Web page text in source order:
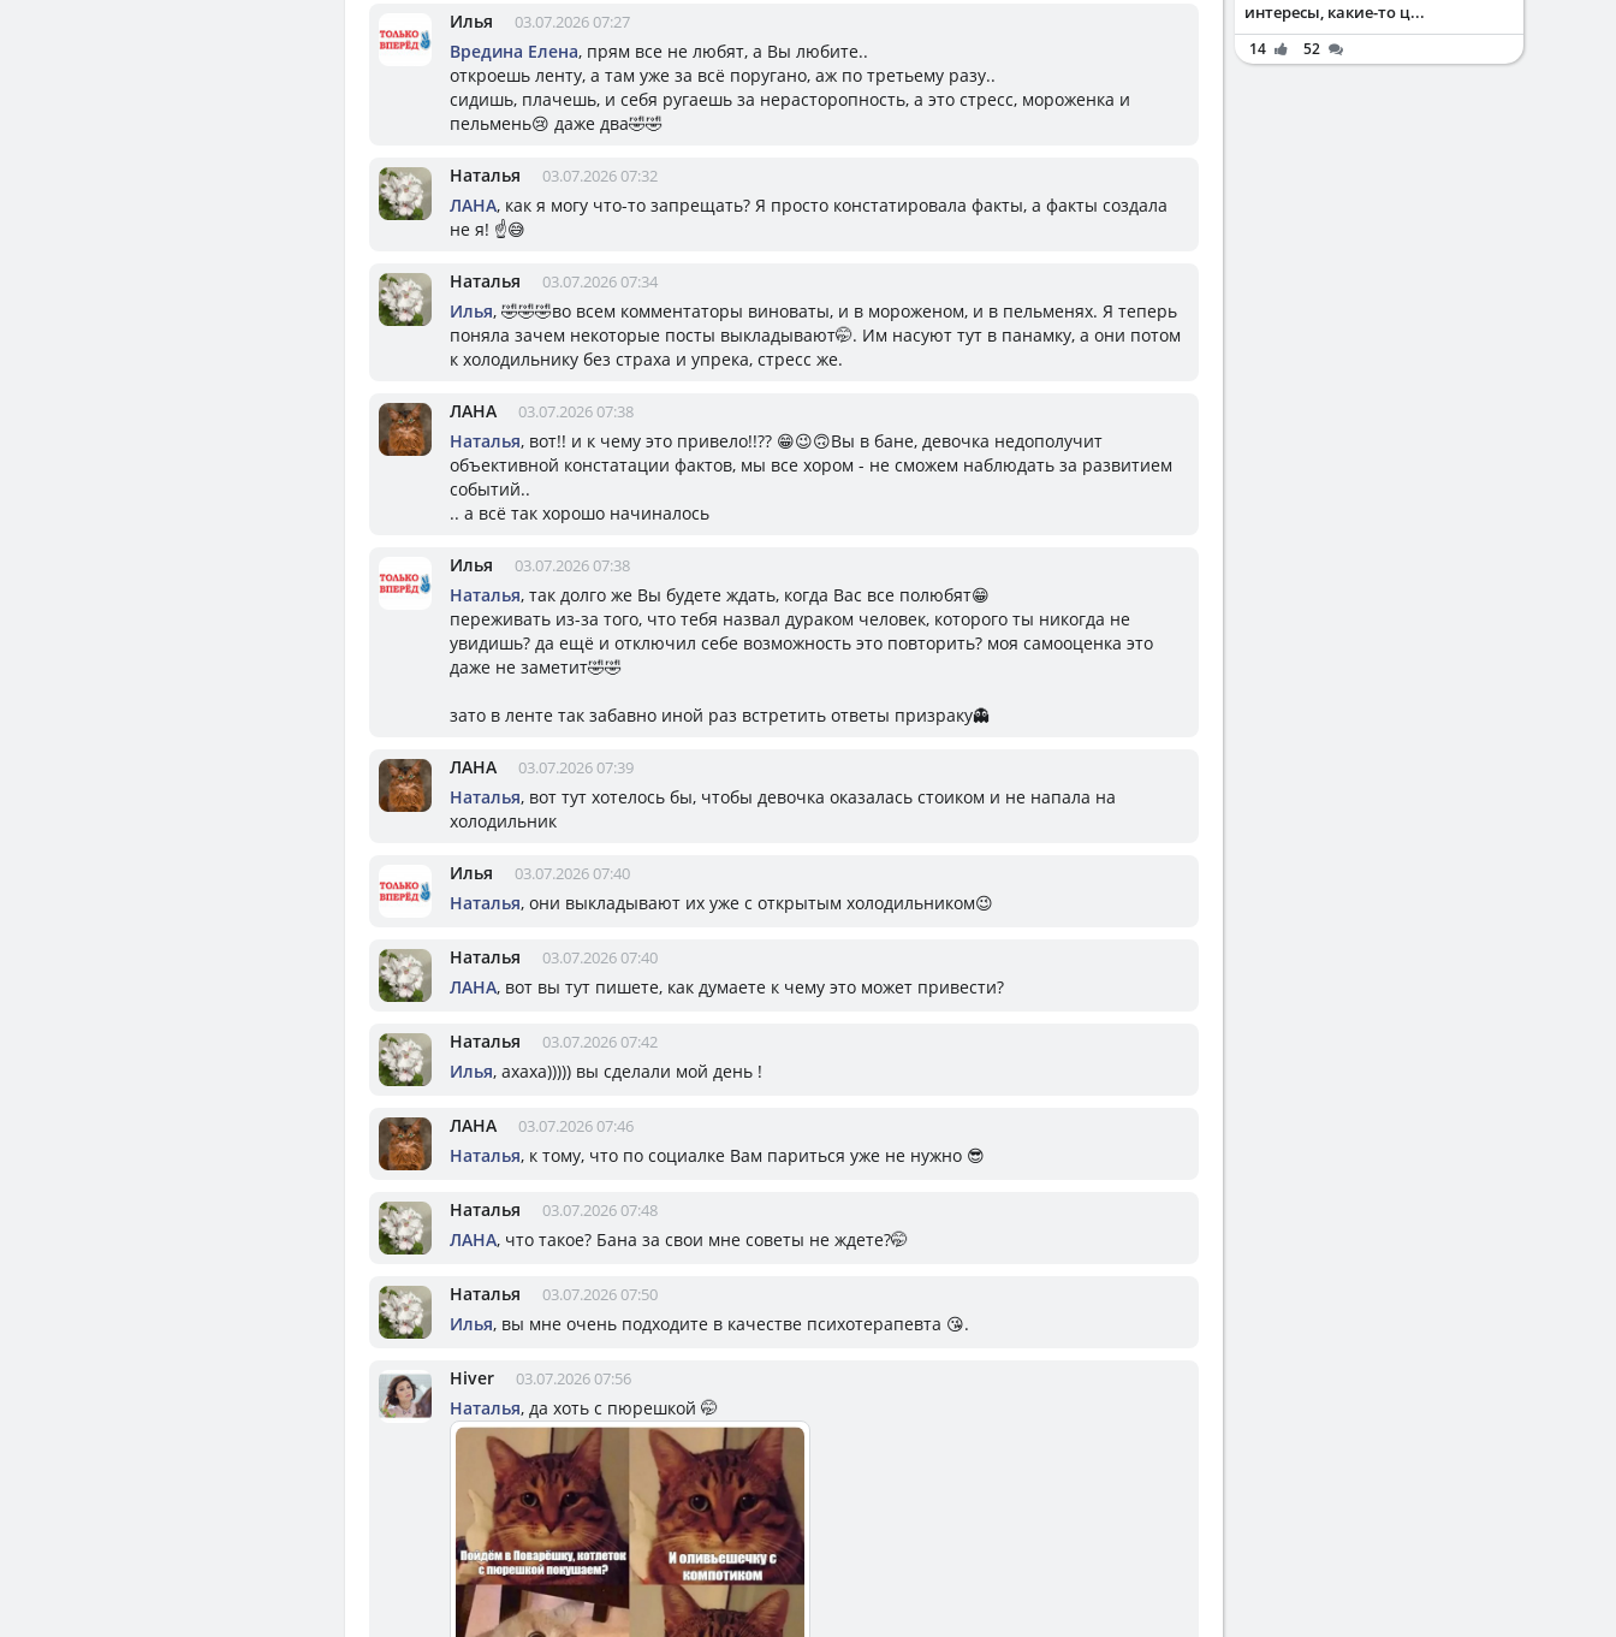
Илья 03.07.2026 07:27
Вредина Елена, прям все не любят, а Вы любите..
откроешь ленту, а там уже за всё поругано, аж по третьему разу..
сидишь, плачешь, и себя ругаешь за нерасторопность, а это стресс, мороженка и
пельмень😢 даже два🤣🤣
Наталья 03.07.2026 07:32
ЛАНА, как я могу что-то запрещать? Я просто констатировала факты, а факты создала
не я! ☝️😅
Наталья 03.07.2026 07:34
Илья, 🤣🤣🤣во всем комментаторы виноваты, и в мороженом, и в пельменях. Я теперь
поняла зачем некоторые посты выкладывают🤭. Им насуют тут в панамку, а они потом
к холодильнику без страха и упрека, стресс же.
ЛАНА 03.07.2026 07:38
Наталья, вот!! и к чему это привело!!?? 😁😉🙃Вы в бане, девочка недополучит
объективной констатации фактов, мы все хором - не сможем наблюдать за развитием
событий..
.. а всё так хорошо начиналось
Илья 03.07.2026 07:38
Наталья, так долго же Вы будете ждать, когда Вас все полюбят😁
переживать из-за того, что тебя назвал дураком человек, которого ты никогда не
увидишь? да ещё и отключил себе возможность это повторить? моя самооценка это
даже не заметит🤣🤣
зато в ленте так забавно иной раз встретить ответы призраку👻
ЛАНА 03.07.2026 07:39
Наталья, вот тут хотелось бы, чтобы девочка оказалась стоиком и не напала на
холодильник
Илья 03.07.2026 07:40
Наталья, они выкладывают их уже с открытым холодильником😉
Наталья 03.07.2026 07:40
ЛАНА, вот вы тут пишете, как думаете к чему это может привести?
Наталья 03.07.2026 07:42
Илья, ахаха))))) вы сделали мой день !
ЛАНА 03.07.2026 07:46
Наталья, к тому, что по социалке Вам париться уже не нужно 😎
Наталья 03.07.2026 07:48
ЛАНА, что такое? Бана за свои мне советы не ждете?🤭
Наталья 03.07.2026 07:50
Илья, вы мне очень подходите в качестве психотерапевта 😘.
Hiver 03.07.2026 07:56
Наталья, да хоть с пюрешкой 🤭
интересы, какие-то ц...
14 52